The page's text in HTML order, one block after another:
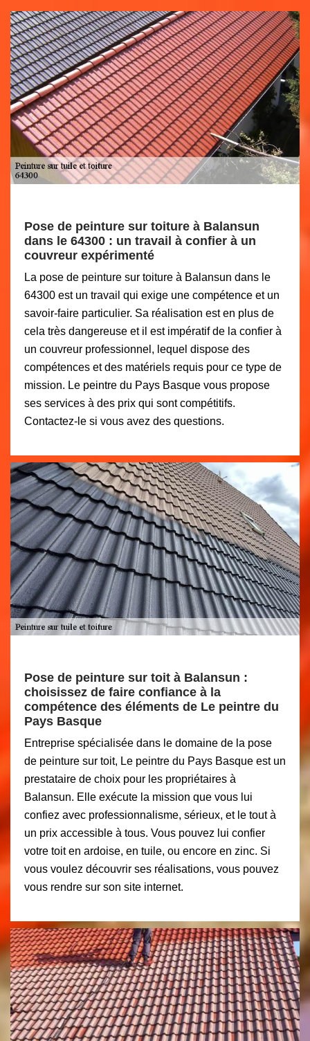
Pose de peinture sur toiture à Balansun
dans le 64300 : un travail à confier à un
couvreur expérimenté
La pose de peinture sur toiture à Balansun dans le
64300 est un travail qui exige une compétence et un
savoir-faire particulier. Sa réalisation est en plus de
cela très dangereuse et il est impératif de la confier à
un couvreur professionnel, lequel dispose des
compétences et des matériels requis pour ce type de
mission. Le peintre du Pays Basque vous propose
ses services à des prix qui sont compétitifs.
Contactez-le si vous avez des questions.
Pose de peinture sur toit à Balansun :
choisissez de faire confiance à la
compétence des éléments de Le peintre du
Pays Basque
Entreprise spécialisée dans le domaine de la pose
de peinture sur toit, Le peintre du Pays Basque est un
prestataire de choix pour les propriétaires à
Balansun. Elle exécute la mission que vous lui
confiez avec professionnalisme, sérieux, et le tout à
un prix accessible à tous. Vous pouvez lui confier
votre toit en ardoise, en tuile, ou encore en zinc. Si
vous voulez découvrir ses réalisations, vous pouvez
vous rendre sur son site internet.